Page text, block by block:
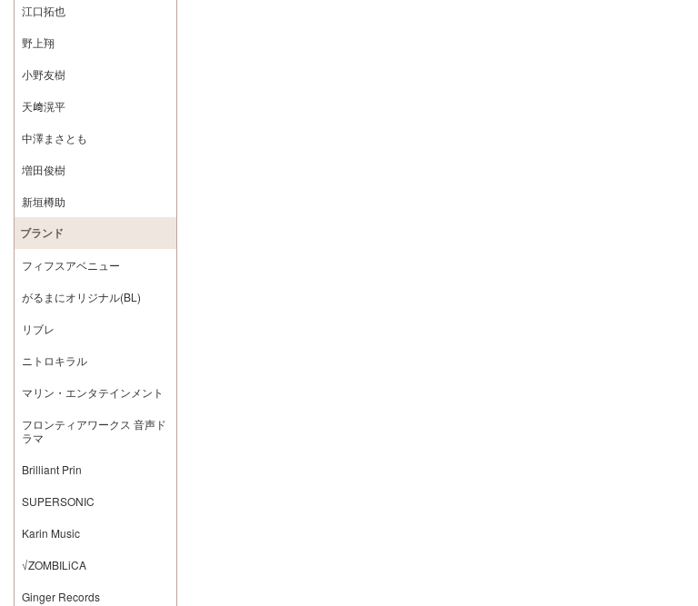
江口拓也
野上翔
小野友樹
天﨑滉平
中澤まさとも
増田俊樹
新垣樽助
ブランド
フィフスアベニュー
がるまにオリジナル(BL)
リブレ
ニトロキラル
マリン・エンタテインメント
フロンティアワークス 音声ド
ラマ
Brilliant Prin
SUPERSONIC
Karin Music
√ZOMBILiCA
Ginger Records